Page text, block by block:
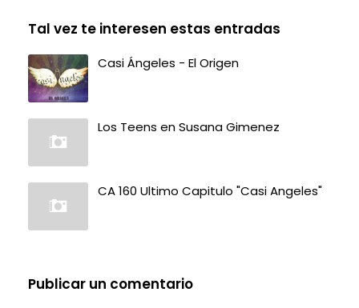
Tal vez te interesen estas entradas
Casi Ángeles - El Origen
Los Teens en Susana Gimenez
CA 160 Ultimo Capitulo "Casi Angeles"
Publicar un comentario